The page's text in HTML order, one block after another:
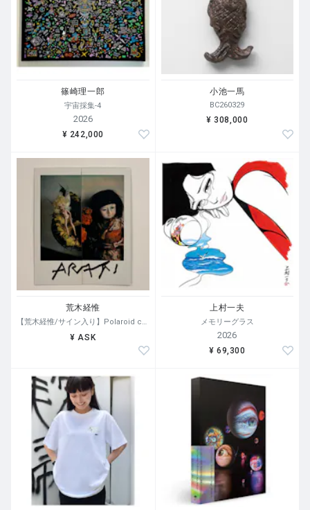
ll）とトルマリン（Tourmaline）によるエッセイおよび対
談を収録。
篠崎理一郎
宇宙採集-4
2026
¥ 242,000
小池一馬
BC260329
¥ 308,000
荒木経惟
【荒木経惟/サイン入り】Polaroid collage
¥ ASK
上村一夫
メモリーグラス
2026
¥ 69,300